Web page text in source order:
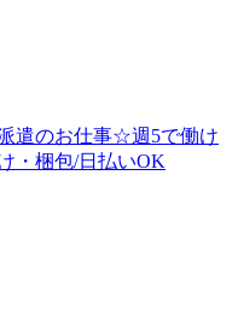
遣のお仕事☆週5で働け
・梱包/日払いOK